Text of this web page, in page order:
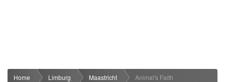
Home Limburg Maastricht Animal's Faith